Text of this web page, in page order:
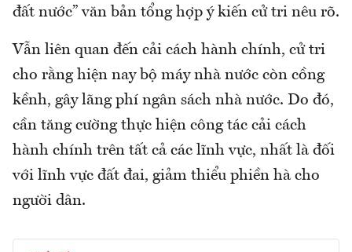
đất nước” văn bản tổng hợp ý kiến cử tri nêu rõ.
Vẫn liên quan đến cải cách hành chính, cử tri
cho rằng hiện nay bộ máy nhà nước còn cồng
kềnh, gây lãng phí ngân sách nhà nước. Do đó,
cần tăng cường thực hiện công tác cải cách
hành chính trên tất cả các lĩnh vực, nhất là đối
với lĩnh vực đất đai, giảm thiểu phiền hà cho
người dân.